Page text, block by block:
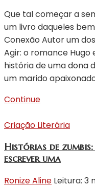
Que tal começar a
um livro daqueles
Conexão Autor um
Agir: o romance Hugo
história de uma dona
um marido
Continue
Criação Literária
Histórias de
escrever uma
Ronize Aline Leitura: 3